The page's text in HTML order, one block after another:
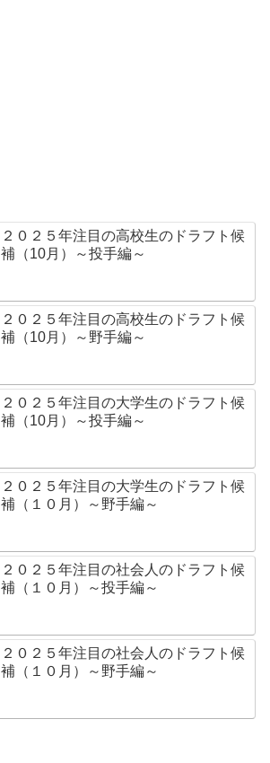
２０２５年注目の高校生のドラフト候
補（10月）～投手編～
２０２５年注目の高校生のドラフト候
補（10月）～野手編～
２０２５年注目の大学生のドラフト候
補（10月）～投手編～
２０２５年注目の大学生のドラフト候
補（１０月）～野手編～
２０２５年注目の社会人のドラフト候
補（１０月）～投手編～
２０２５年注目の社会人のドラフト候
補（１０月）～野手編～